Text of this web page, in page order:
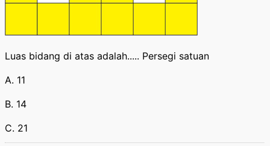
Luas bidang di atas adalah..... Persegi satuan
A. 11
B. 14
C. 21